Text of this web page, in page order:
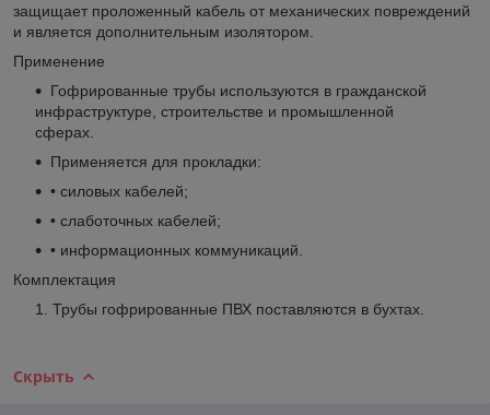
защищает проложенный кабель от механических повреждений
и является дополнительным изолятором.
Применение
Гофрированные трубы используются в гражданской
инфраструктуре, строительстве и промышленной
сферах.
Применяется для прокладки:
• силовых кабелей;
• слаботочных кабелей;
• информационных коммуникаций.
Комплектация
Трубы гофрированные ПВХ поставляются в бухтах.
Скрыть